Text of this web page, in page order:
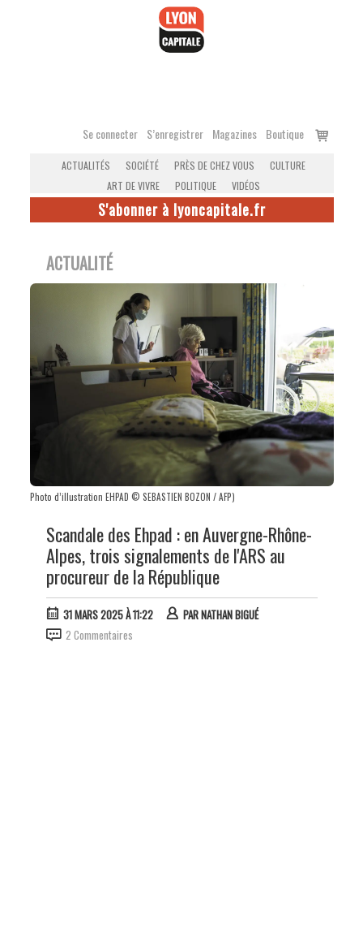
Se connecter S’enregistrer Magazines Boutique
Voir
ACTUALITÉS SOCIÉTÉ PRÈS DE CHEZ VOUS
CULTURE
ART DE VIVRE
POLITIQUE VIDÉOS
S'abonner à lyoncapitale.fr
ACTUALITÉ
Photo d’illustration EHPAD © SEBASTIEN BOZON / AFP)
Scandale des Ehpad : en Auvergne-Rhône-
Alpes, trois signalements de l'ARS au
procureur de la République
31 MARS 2025 À 11:22 PARNATHAN BIGUÉ
2 Commentaires